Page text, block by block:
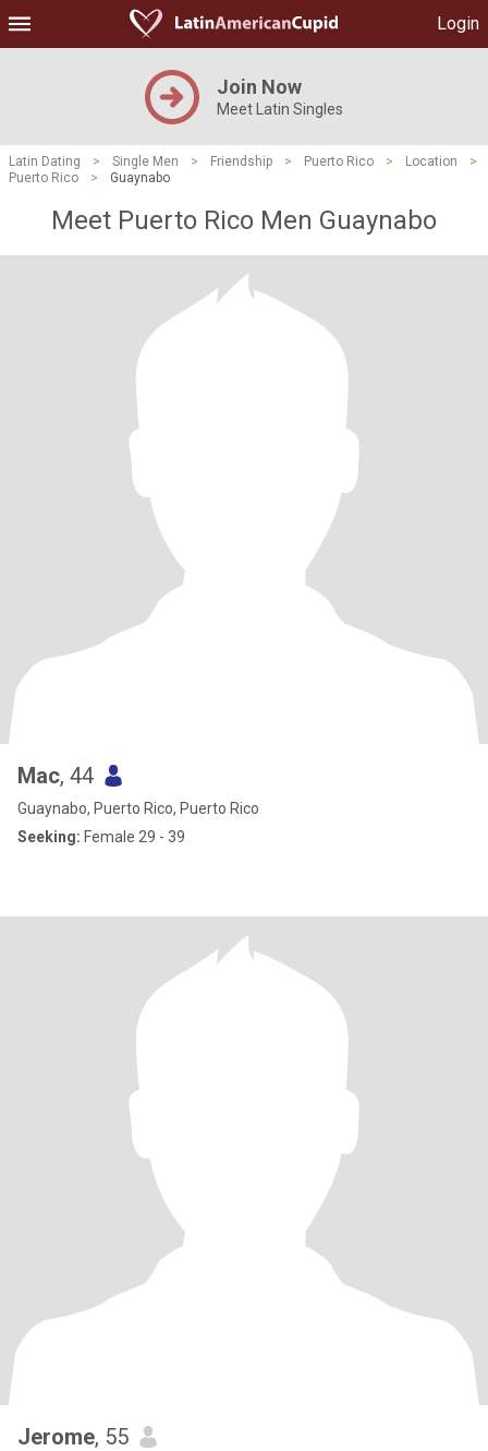
Login
Join Now
Meet Latin Singles
Latin Dating > Single Men > Friendship > Puerto Rico > Location
>
Puerto Rico
> Guaynabo
Meet Puerto Rico Men Guaynabo
Mac, 44
Guaynabo, Puerto Rico, Puerto Rico
Seeking: Female 29 - 39
Jerome, 55